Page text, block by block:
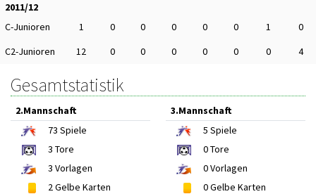
2011/12
C-Junioren
1 0 0 0 0 0 1
0
C2-Junioren
12 0 0 0 0 0 0 4
Gesamtstatistik
2.Mannschaft
73 Spiele
3 Tore
3 Vorlagen
2Gelbe Karten
3.Mannschaft
5 Spiele
0Tore
0Vorlagen
0Gelbe Karten